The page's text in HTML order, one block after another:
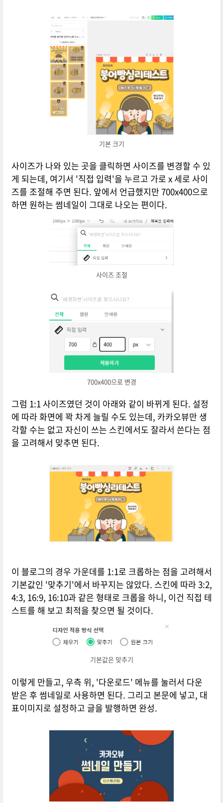
기본 크기
사이즈가 나와 있는 곳을 클릭하면 사이즈를 변경할 수 있
게 되는데, 여기서 '직접 입력'을 누르고 가로 x 세로 사이
즈를 조절해 주면 된다. 앞에서 언급했지만 700x400으로
하면 원하는 썸네일이 그대로 나오는 편이다.
사이즈 조절
700x400으로 변경
그럼 1:1 사이즈였던 것이 아래와 같이 바뀌게 된다. 설정
에 따라 화면에 꽉 차게 늘릴 수도 있는데, 카카오뷰만 생
각할 수는 없고 자신이 쓰는 스킨에서도 잘라서 쓴다는 점
을 고려해서 맞추면 된다.
이 블로그의 경우 가운데를 1:1로 크롭하는 점을 고려해서
기본값인 '맞추기'에서 바꾸지는 않았다. 스킨에 따라 3:2,
4:3, 16:9, 16:10과 같은 형태로 크롭을 하니, 이건 직접 테
스트를 해 보고 최적을 찾으면 될 것이다.
기본값은 맞추기
이렇게 만들고, 우측 위, '다운로드' 메뉴를 눌러서 다운
받은 후 썸네일로 사용하면 된다. 그리고 본문에 넣고, 대
표이미지로 설정하고 글을 발행하면 완성.